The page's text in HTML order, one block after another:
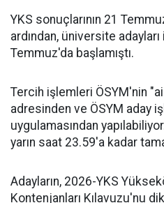
YKS sonuçlarının 21
ardından, üniversite
Temmuz'da başlamıştı.
Tercih işlemleri ÖSYM'nin
adresinden ve ÖSYM aday
uygulamasından
yarın saat 23.59'a kadar
Adayların, 2026-YKS
Kontenjanları Kılavuzu'nu